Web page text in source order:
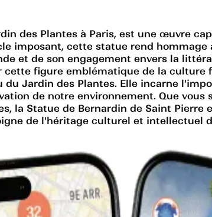
des Plantes à Paris, est une œuvre
imposant, cette statue rend
et de son engagement envers la
figure emblématique de la culture
Jardin des Plantes. Elle incarne
de notre environnement. Que
la Statue de Bernardin de Saint Pierre
de l'héritage culturel et intellectuel